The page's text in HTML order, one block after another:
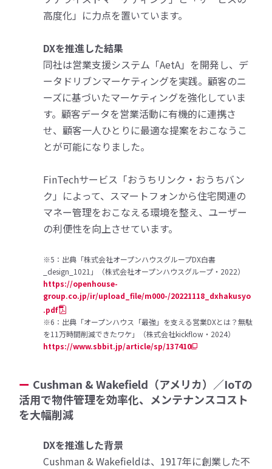
高度化」に力点を置いています。
DXを推進した結果
同社は営業支援システム「AetA」を開発し、デ
ータドリブンマーケティングを実践。顧客のニ
ーズに基づいたマーケティングを強化していま
す。顧客データを営業活動に有機的に連携さ
せ、顧客一人ひとりに最適な提案をおこなうこ
とが可能になりました。
FinTechサービス「おうちリンク・おうちバン
ク」によって、スマートフォンから住宅関連の
マネー管理をおこなえる環境を整え、ユーザー
の利便性を向上させています。
※5：出典「株式会社オープンハウスグループDX白書
_design_1021」（株式会社オープンハウスグループ・2022）
https://openhouse-
group.co.jp/ir/upload_file/m000-/20221118_dxhakusyo
.pdf
※6：出典「オープンハウス「最強」を支える営業DXとは？無駄
を11万時間削減できたワケ」（株式会社kickflow・2024）
https://www.sbbit.jp/article/sp/137410
Cushman & Wakefield（アメリカ）／IoTの
活用で物件管理を効率化、メンテナンスコスト
を大幅削減
DXを推進した背景
Cushman & Wakefieldは、1917年に創業した不